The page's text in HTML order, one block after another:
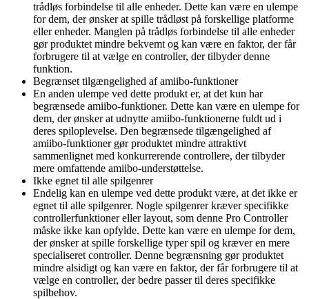
trådløs forbindelse til alle enheder. Dette kan være en ulempe
for dem, der ønsker at spille trådløst på forskellige platforme
eller enheder. Manglen på trådløs forbindelse til alle enheder
gør produktet mindre bekvemt og kan være en faktor, der får
forbrugere til at vælge en controller, der tilbyder denne
funktion.
Begrænset tilgængelighed af amiibo-funktioner
En anden ulempe ved dette produkt er, at det kun har
begrænsede amiibo-funktioner. Dette kan være en ulempe for
dem, der ønsker at udnytte amiibo-funktionerne fuldt ud i
deres spiloplevelse. Den begrænsede tilgængelighed af
amiibo-funktioner gør produktet mindre attraktivt
sammenlignet med konkurrerende controllere, der tilbyder
mere omfattende amiibo-understøttelse.
Ikke egnet til alle spilgenrer
Endelig kan en ulempe ved dette produkt være, at det ikke er
egnet til alle spilgenrer. Nogle spilgenrer kræver specifikke
controllerfunktioner eller layout, som denne Pro Controller
måske ikke kan opfylde. Dette kan være en ulempe for dem,
der ønsker at spille forskellige typer spil og kræver en mere
specialiseret controller. Denne begrænsning gør produktet
mindre alsidigt og kan være en faktor, der får forbrugere til at
vælge en controller, der bedre passer til deres specifikke
spilbehov.